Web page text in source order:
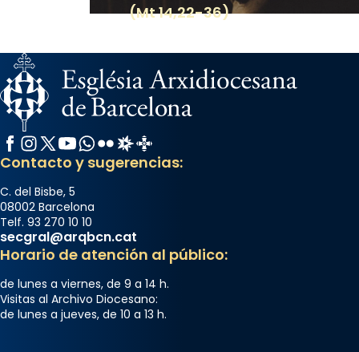
(Mt 14,22-36)
Facebook
Instagram
X / Twitter
YouTube
WhatsApp
FlickrRadio Estel
Catalunya Cristiana
Contacto y sugerencias:
C. del Bisbe, 5
08002 Barcelona
Telf. 93 270 10 10
secgral@arqbcn.cat
Horario de atención al público:
de lunes a viernes, de 9 a 14 h.
Visitas al Archivo Diocesano:
de lunes a jueves, de 10 a 13 h.